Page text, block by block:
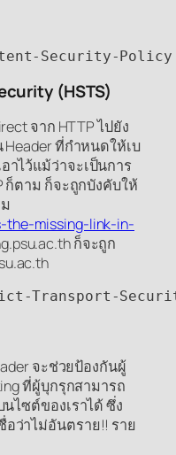
Security-
(HSTS)
จาก HTTP ไปยัง
Header ที่กำหนดให้เบ
าไว้แม้ว่าจะเป็นการ
ก็ตาม ก็จะถูกบังคับให้
the-missing-link-in-
ก็จะถูก
Transport-
จะช่วยป้องกันผู้
ที่ผู้บุกรุกสามารถ
ไซต์ของเราได้ ซึ่ง
อว่าไม่อันตราย!! ราย